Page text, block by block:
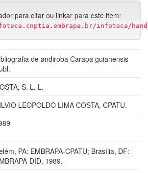
para citar ou linkar para este item:
infoteca/
de andiroba Carapa guianensis
S. L. L.
LEOPOLDO LIMA COSTA, CPATU.
PA: EMBRAPA-CPATU; Brasília, DF:
DID, 1989.